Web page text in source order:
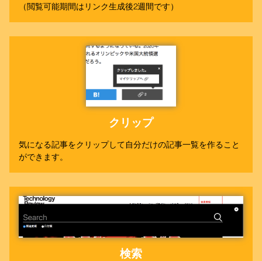
（閲覧可能期間はリンク生成後2週間です）
クリップ
気になる記事をクリップして自分だけの記事一覧を作ること
ができます。
検索